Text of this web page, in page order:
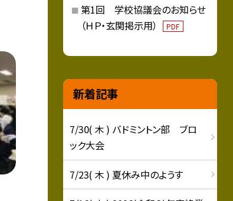
第1回 学校協議会のお知らせ
（ＨＰ・玄関掲示用）
PDF
新着記事
7/30( 木 ) バドミントン部 ブロ
ック大会
7/23( 木 ) 夏休み中のようす